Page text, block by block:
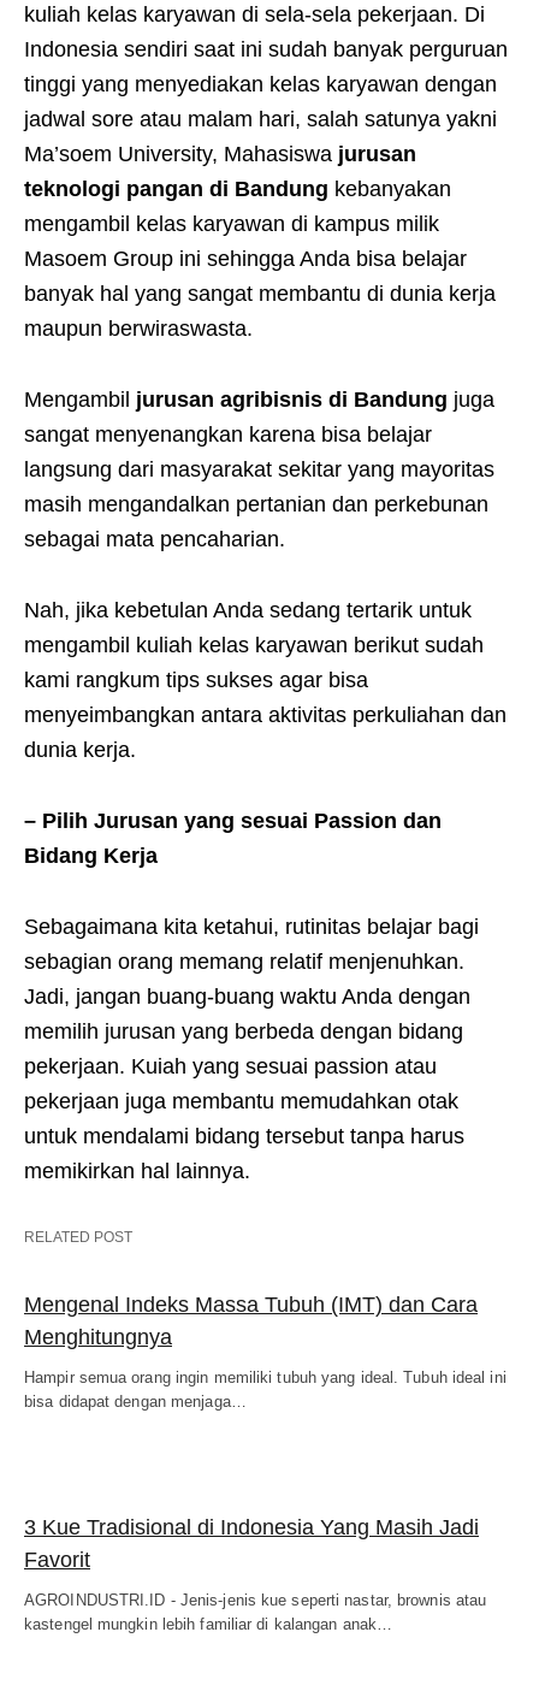
kuliah kelas karyawan di sela-sela pekerjaan. Di
Indonesia sendiri saat ini sudah banyak perguruan
tinggi yang menyediakan kelas karyawan dengan
jadwal sore atau malam hari, salah satunya yakni
Ma’soem University, Mahasiswa jurusan
teknologi pangan di Bandung kebanyakan
mengambil kelas karyawan di kampus milik
Masoem Group ini sehingga Anda bisa belajar
banyak hal yang sangat membantu di dunia kerja
maupun berwiraswasta.
Mengambil jurusan agribisnis di Bandung juga
sangat menyenangkan karena bisa belajar
langsung dari masyarakat sekitar yang mayoritas
masih mengandalkan pertanian dan perkebunan
sebagai mata pencaharian.
Nah, jika kebetulan Anda sedang tertarik untuk
mengambil kuliah kelas karyawan berikut sudah
kami rangkum tips sukses agar bisa
menyeimbangkan antara aktivitas perkuliahan dan
dunia kerja.
– Pilih Jurusan yang sesuai Passion dan
Bidang Kerja
Sebagaimana kita ketahui, rutinitas belajar bagi
sebagian orang memang relatif menjenuhkan.
Jadi, jangan buang-buang waktu Anda dengan
memilih jurusan yang berbeda dengan bidang
pekerjaan. Kuiah yang sesuai passion atau
pekerjaan juga membantu memudahkan otak
untuk mendalami bidang tersebut tanpa harus
memikirkan hal lainnya.
RELATED POST
Mengenal Indeks Massa Tubuh (IMT) dan Cara
Menghitungnya
Hampir semua orang ingin memiliki tubuh yang ideal. Tubuh ideal ini
bisa didapat dengan menjaga…
3 Kue Tradisional di Indonesia Yang Masih Jadi
Favorit
AGROINDUSTRI.ID - Jenis-jenis kue seperti nastar, brownis atau
kastengel mungkin lebih familiar di kalangan anak…